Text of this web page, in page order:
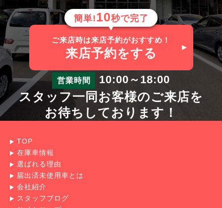
簡単!10秒で完了
ご来店時は来店予約がおすすめ！
来店予約をする
営業時間 10:00～18:00
スタッフ一同お客様のご来店を
お待ちしております！
TOP
在庫車情報
選ばれる理由
届出済未使用車とは
会社紹介
スタッフブログ